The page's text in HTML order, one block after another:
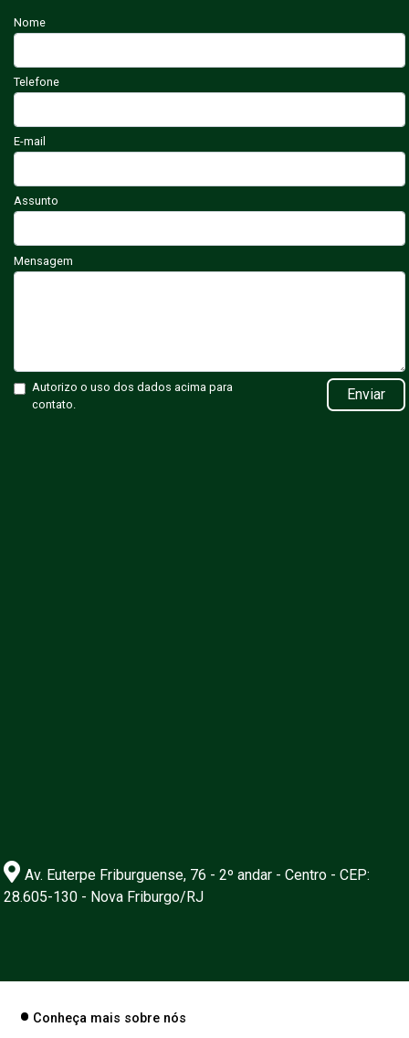
Nome
Telefone
E-mail
Assunto
Mensagem
Autorizo o uso dos dados acima para
contato.
Enviar
Av. Euterpe Friburguense, 76 - 2º andar - Centro - CEP:
28.605-130 - Nova Friburgo/RJ
Conheça mais sobre nós